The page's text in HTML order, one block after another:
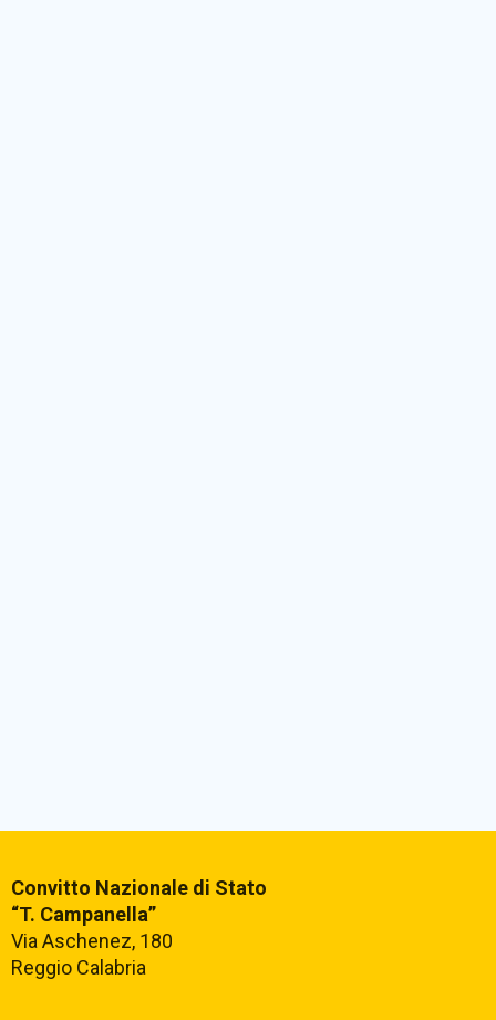
Convitto Nazionale di Stato
“T. Campanella”
Via Aschenez, 180
Reggio Calabria